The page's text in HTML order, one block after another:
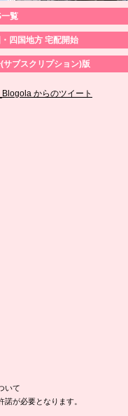
一覧
四国地方 宅配開始
サブスクリプション)版
からのツイート
いて
が必要となります。